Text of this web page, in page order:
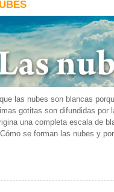
las nubes son blancas
gotitas son difundidas por
una completa escala de
se forman las nubes y